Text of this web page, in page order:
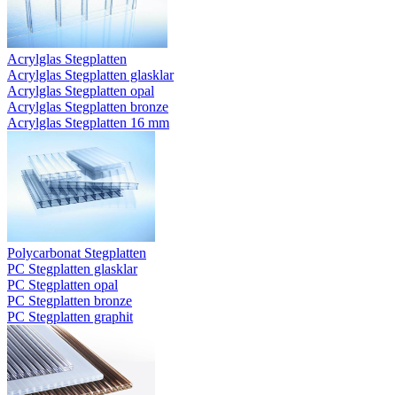
Acrylglas Stegplatten
Acrylglas Stegplatten glasklar
Acrylglas Stegplatten opal
Acrylglas Stegplatten bronze
Acrylglas Stegplatten 16 mm
Polycarbonat Stegplatten
PC Stegplatten glasklar
PC Stegplatten opal
PC Stegplatten bronze
PC Stegplatten graphit